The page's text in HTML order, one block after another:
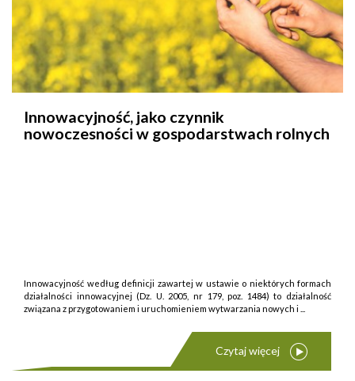
Innowacyjność, jako czynnik
nowoczesności w gospodarstwach rolnych
Innowacyjność według definicji zawartej w ustawie o niektórych formach
działalności innowacyjnej (Dz. U. 2005, nr 179, poz. 1484) to działalność
związana z przygotowaniem i uruchomieniem wytwarzania nowych i ...
Czytaj więcej